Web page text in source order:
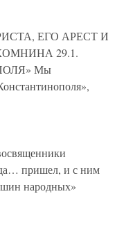
ЕГО АРЕСТ И
29.1.
Мы
пришел, и с ним
народных»